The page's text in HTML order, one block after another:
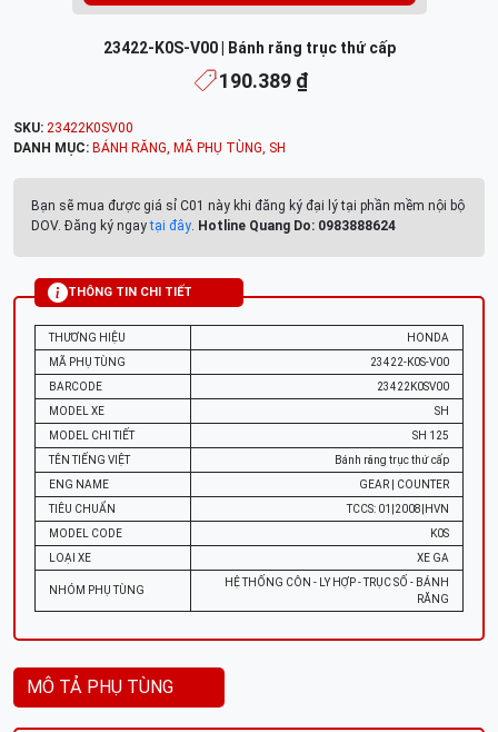
23422-K0S-V00 | Bánh răng trục thứ cấp
190.389 ₫
SKU: 23422K0SV00
DANH MỤC: BÁNH RĂNG, MÃ PHỤ TÙNG, SH
Bạn sẽ mua được giá sỉ C01 này khi đăng ký đại lý tại phần mềm nội bộ
DOV. Đăng ký ngaytại đây. Hotline Quang Do: 0983888624
THÔNG TIN CHI TIẾT
THƯƠNG HIỆU
HONDA
MÃ PHỤ TÙNG
23422-K0S-V00
BARCODE
23422K0SV00
MODEL XE
SH
MODEL CHI TIẾT
SH 125
TÊN TIẾNG VIỆT
Bánh răng trục thứ cấp
ENG NAME
GEAR | COUNTER
TIÊU CHUẨN
TCCS: 01|2008|HVN
MODEL CODE
K0S
LOẠI XE
XE GA
NHÓM PHỤ TÙNG
HỆ THỐNG CÔN - LY HỢP - TRỤC SỐ - BÁNH
RĂNG
MÔ TẢ PHỤ TÙNG